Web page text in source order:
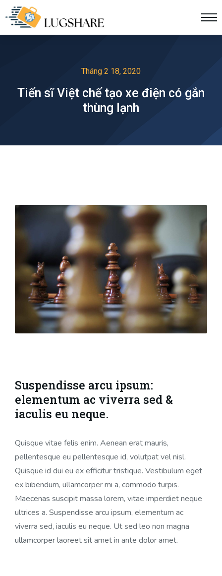
Tháng 2 18, 2020
Tiến sĩ Việt chế tạo xe điện có gắn
thùng lạnh
Suspendisse arcu ipsum:
elementum ac viverra sed &
iaculis eu neque.
Quisque vitae felis enim. Aenean erat mauris,
pellentesque eu pellentesque id, volutpat vel nisl.
Quisque id dui eu ex efficitur tristique. Vestibulum eget
ex bibendum, ullamcorper mi a, commodo turpis.
Maecenas suscipit massa lorem, vitae imperdiet neque
ultrices a. Suspendisse arcu ipsum, elementum ac
viverra sed, iaculis eu neque. Ut sed leo non magna
ullamcorper laoreet sit amet in ante dolor amet.